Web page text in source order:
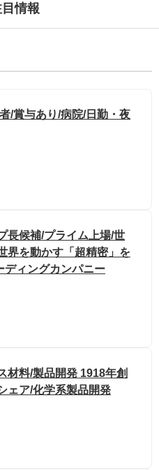
情報
/賞与あり/病院/日勤・夜
長候補/プライム上場/世
界を動かす「超精密」を
ディングカンパニー
材料/製品開発 1918年創
ェア/化学系製品開発